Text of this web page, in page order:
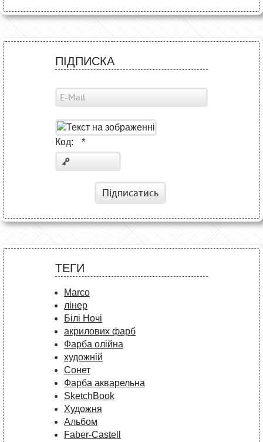
ПІДПИСКА
Код: *
Підписатись
ТЕГИ
Marco
лінер
Білі Ночі
акрилових фарб
Фарба олійна
художній
Сонет
Фарба акварельна
SketchBook
Художня
Альбом
Faber-Castell